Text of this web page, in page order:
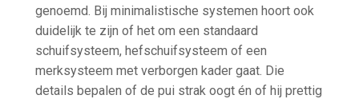
genoemd. Bij minimalistische systemen hoort ook
duidelijk te zijn of het om een standaard
schuifsysteem, hefschuifsysteem of een
merksysteem met verborgen kader gaat. Die
details bepalen of de pui strak oogt én of hij prettig